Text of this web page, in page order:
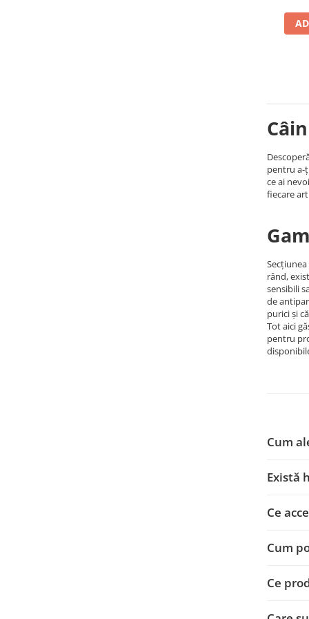
pentru a-
ce ai
fiecare
rând,
sensibili
de
purici și
Tot aici
pentru
Cum
Există
Ce
Cum
Ce